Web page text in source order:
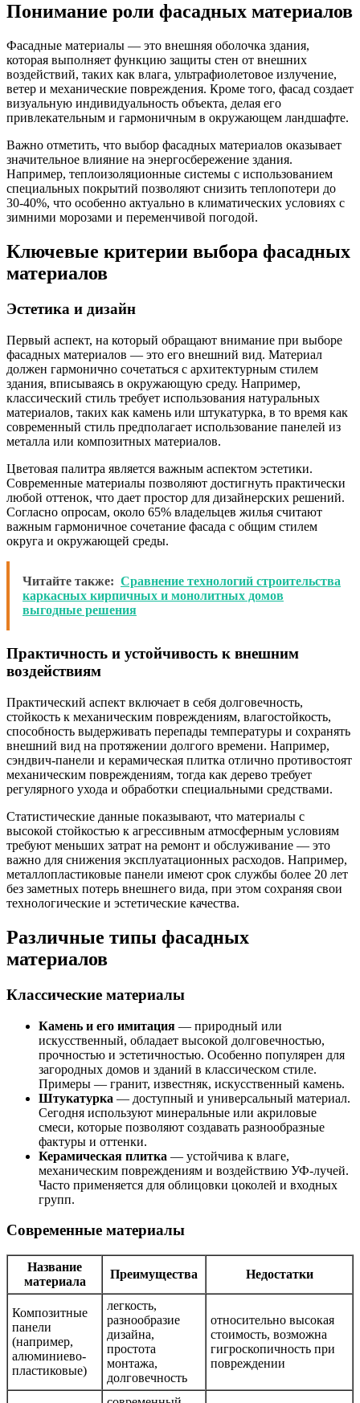
Понимание роли фасадных материалов
Фасадные материалы — это внешняя оболочка здания,
которая выполняет функцию защиты стен от внешних
воздействий, таких как влага, ультрафиолетовое излучение,
ветер и механические повреждения. Кроме того, фасад создает
визуальную индивидуальность объекта, делая его
привлекательным и гармоничным в окружающем ландшафте.
Важно отметить, что выбор фасадных материалов оказывает
значительное влияние на энергосбережение здания.
Например, теплоизоляционные системы с использованием
специальных покрытий позволяют снизить теплопотери до
30-40%, что особенно актуально в климатических условиях с
зимними морозами и переменчивой погодой.
Ключевые критерии выбора фасадных
материалов
Эстетика и дизайн
Первый аспект, на который обращают внимание при выборе
фасадных материалов — это его внешний вид. Материал
должен гармонично сочетаться с архитектурным стилем
здания, вписываясь в окружающую среду. Например,
классический стиль требует использования натуральных
материалов, таких как камень или штукатурка, в то время как
современный стиль предполагает использование панелей из
металла или композитных материалов.
Цветовая палитра является важным аспектом эстетики.
Современные материалы позволяют достигнуть практически
любой оттенок, что дает простор для дизайнерских решений.
Согласно опросам, около 65% владельцев жилья считают
важным гармоничное сочетание фасада с общим стилем
округа и окружающей среды.
Читайте также: Сравнение технологий строительства
каркасных кирпичных и монолитных домов
выгодные решения
Практичность и устойчивость к внешним
воздействиям
Практический аспект включает в себя долговечность,
стойкость к механическим повреждениям, влагостойкость,
способность выдерживать перепады температуры и сохранять
внешний вид на протяжении долгого времени. Например,
сэндвич-панели и керамическая плитка отлично противостоят
механическим повреждениям, тогда как дерево требует
регулярного ухода и обработки специальными средствами.
Статистические данные показывают, что материалы с
высокой стойкостью к агрессивным атмосферным условиям
требуют меньших затрат на ремонт и обслуживание — это
важно для снижения эксплуатационных расходов. Например,
металлопластиковые панели имеют срок службы более 20 лет
без заметных потерь внешнего вида, при этом сохраняя свои
технологические и эстетические качества.
Различные типы фасадных
материалов
Классические материалы
Камень и его имитация — природный или
искусственный, обладает высокой долговечностью,
прочностью и эстетичностью. Особенно популярен для
загородных домов и зданий в классическом стиле.
Примеры — гранит, известняк, искусственный камень.
Штукатурка — доступный и универсальный материал.
Сегодня используют минеральные или акриловые
смеси, которые позволяют создавать разнообразные
фактуры и оттенки.
Керамическая плитка — устойчива к влаге,
механическим повреждениям и воздействию УФ-лучей.
Часто применяется для облицовки цоколей и входных
групп.
Современные материалы
Название
материала
Преимущества Недостатки
Композитные
панели
(например,
алюминиево-
пластиковые)
легкость,
разнообразие
дизайна,
простота
монтажа,
долговечность
относительно высокая
стоимость, возможна
гигроскопичность при
повреждении